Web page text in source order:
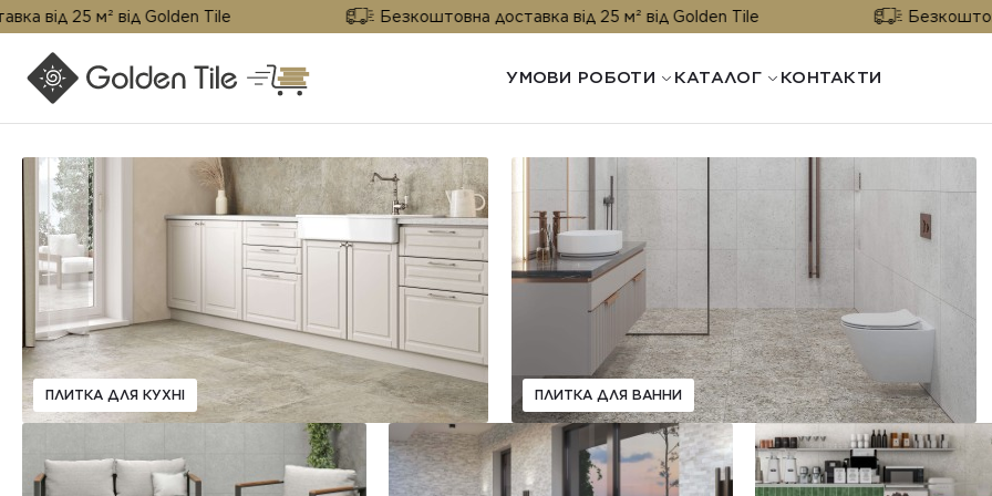
25 м² від Golden Tile Безкоштовна доставка від 25 м² від Golden Tile Безкоштовна
УМОВИ РОБОТИ КАТАЛОГ КОНТАКТИ
ПЛИТКА ДЛЯ КУХНІ ПЛИТКА ДЛЯ ВАННИ